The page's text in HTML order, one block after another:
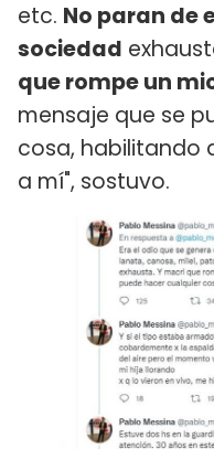
etc. No paran de
sociedad
que rompe un
mensaje que se
cosa, habilitando
a mí", sostuvo.